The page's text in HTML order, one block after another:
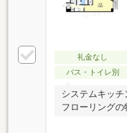
礼金なし
バス・トイレ別
システムキッチ
フローリング